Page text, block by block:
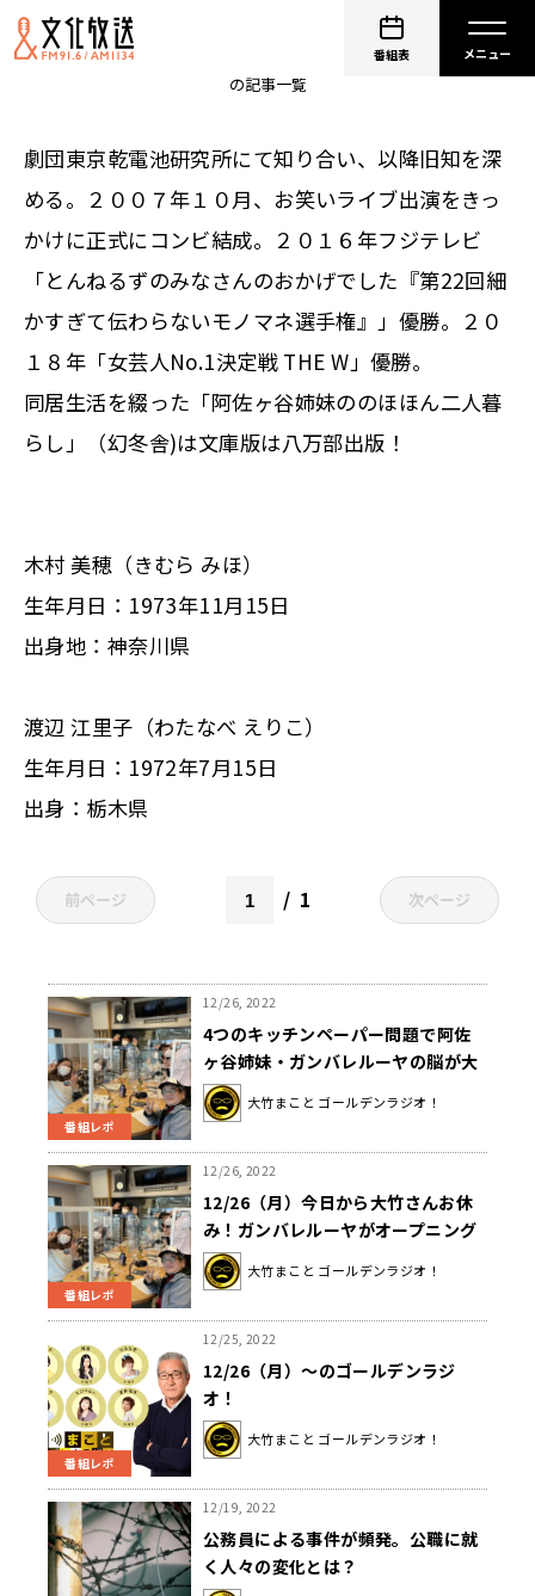
番組表
の記事一覧
劇団東京乾電池研究所にて知り合い、以降旧知を深
める。２００７年１０月、お笑いライブ出演をきっ
かけに正式にコンビ結成。２０１６年フジテレビ
「とんねるずのみなさんのおかげでした『第22回細
かすぎて伝わらないモノマネ選手権』」優勝。２０
１８年「女芸人No.1決定戦 THE W」優勝。
同居生活を綴った「阿佐ヶ谷姉妹ののほほん二人暮
らし」（幻冬舎)は文庫版は八万部出版！
木村 美穂（きむら みほ）
生年月日：1973年11月15日
出身地：神奈川県
渡辺 江里子（わたなべ えりこ）
生年月日：1972年7月15日
出身：栃木県
前ページ 1 次ページ
番組レポ
12/26, 2022
4つのキッチンペーパー問題で阿佐
ヶ谷姉妹・ガンバレルーヤの脳が大
混乱！「全員違う絵を思い浮かべて
る」
大竹まこと ゴールデンラジオ！
番組レポ
12/26, 2022
12/26（月）今日から大竹さんお休
み！ガンバレルーヤがオープニング
から登場！
大竹まこと ゴールデンラジオ！
番組レポ
12/25, 2022
12/26（月）～のゴールデンラジ
オ！
大竹まこと ゴールデンラジオ！
12/19, 2022
公務員による事件が頻発。公職に就
く人々の変化とは？